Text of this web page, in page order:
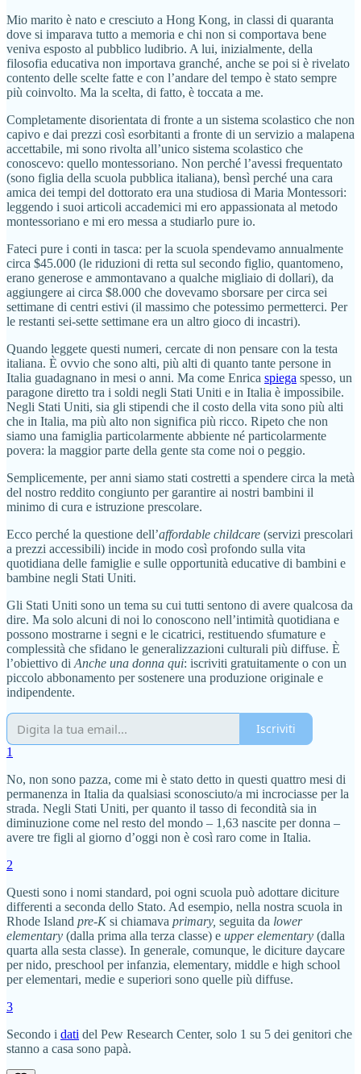
Mio marito è nato e cresciuto a Hong Kong, in classi di quaranta
dove si imparava tutto a memoria e chi non si comportava bene
veniva esposto al pubblico ludibrio. A lui, inizialmente, della
filosofia educativa non importava granché, anche se poi si è rivelato
contento delle scelte fatte e con l’andare del tempo è stato sempre
più coinvolto. Ma la scelta, di fatto, è toccata a me.
Completamente disorientata di fronte a un sistema scolastico che non
capivo e dai prezzi così esorbitanti a fronte di un servizio a malapena
accettabile, mi sono rivolta all’unico sistema scolastico che
conoscevo: quello montessoriano. Non perché l’avessi frequentato
(sono figlia della scuola pubblica italiana), bensì perché una cara
amica dei tempi del dottorato era una studiosa di Maria Montessori:
leggendo i suoi articoli accademici mi ero appassionata al metodo
montessoriano e mi ero messa a studiarlo pure io.
Fateci pure i conti in tasca: per la scuola spendevamo annualmente
circa $45.000 (le riduzioni di retta sul secondo figlio, quantomeno,
erano generose e ammontavano a qualche migliaio di dollari), da
aggiungere ai circa $8.000 che dovevamo sborsare per circa sei
settimane di centri estivi (il massimo che potessimo permetterci. Per
le restanti sei-sette settimane era un altro gioco di incastri).
Quando leggete questi numeri, cercate di non pensare con la testa
italiana. È ovvio che sono alti, più alti di quanto tante persone in
Italia guadagnano in mesi o anni. Ma come Enrica spiega spesso, un
paragone diretto tra i soldi negli Stati Uniti e in Italia è impossibile.
Negli Stati Uniti, sia gli stipendi che il costo della vita sono più alti
che in Italia, ma più alto non significa più ricco. Ripeto che non
siamo una famiglia particolarmente abbiente né particolarmente
povera: la maggior parte della gente sta come noi o peggio.
Semplicemente, per anni siamo stati costretti a spendere circa la metà
del nostro reddito congiunto per garantire ai nostri bambini il
minimo di cura e istruzione prescolare.
Ecco perché la questione dell’affordable childcare (servizi prescolari
a prezzi accessibili) incide in modo così profondo sulla vita
quotidiana delle famiglie e sulle opportunità educative di bambini e
bambine negli Stati Uniti.
Gli Stati Uniti sono un tema su cui tutti sentono di avere qualcosa da
dire. Ma solo alcuni di noi lo conoscono nell’intimità quotidiana e
possono mostrarne i segni e le cicatrici, restituendo sfumature e
complessità che sfidano le generalizzazioni culturali più diffuse. È
l’obiettivo di Anche una donna qui: iscriviti gratuitamente o con un
piccolo abbonamento per sostenere una produzione originale e
indipendente.
Iscriviti
1
No, non sono pazza, come mi è stato detto in questi quattro mesi di
permanenza in Italia da qualsiasi sconosciuto/a mi incrociasse per la
strada. Negli Stati Uniti, per quanto il tasso di fecondità sia in
diminuzione come nel resto del mondo – 1,63 nascite per donna –
avere tre figli al giorno d’oggi non è così raro come in Italia.
2
Questi sono i nomi standard, poi ogni scuola può adottare diciture
differenti a seconda dello Stato. Ad esempio, nella nostra scuola in
Rhode Island pre-Ksi chiamava primary, seguita da lower
elementary (dalla prima alla terza classe) e upper elementary (dalla
quarta alla sesta classe). In generale, comunque, le diciture daycare
per nido, preschool per infanzia, elementary, middle e high school
per elementari, medie e superiori sono quelle più diffuse.
3
Secondo i dati del Pew Research Center, solo 1 su 5 dei genitori che
stanno a casa sono papà.